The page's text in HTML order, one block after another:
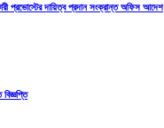
প্রভোস্টের দায়িত্ব প্রদান সংক্রান্ত অফিস আদেশ